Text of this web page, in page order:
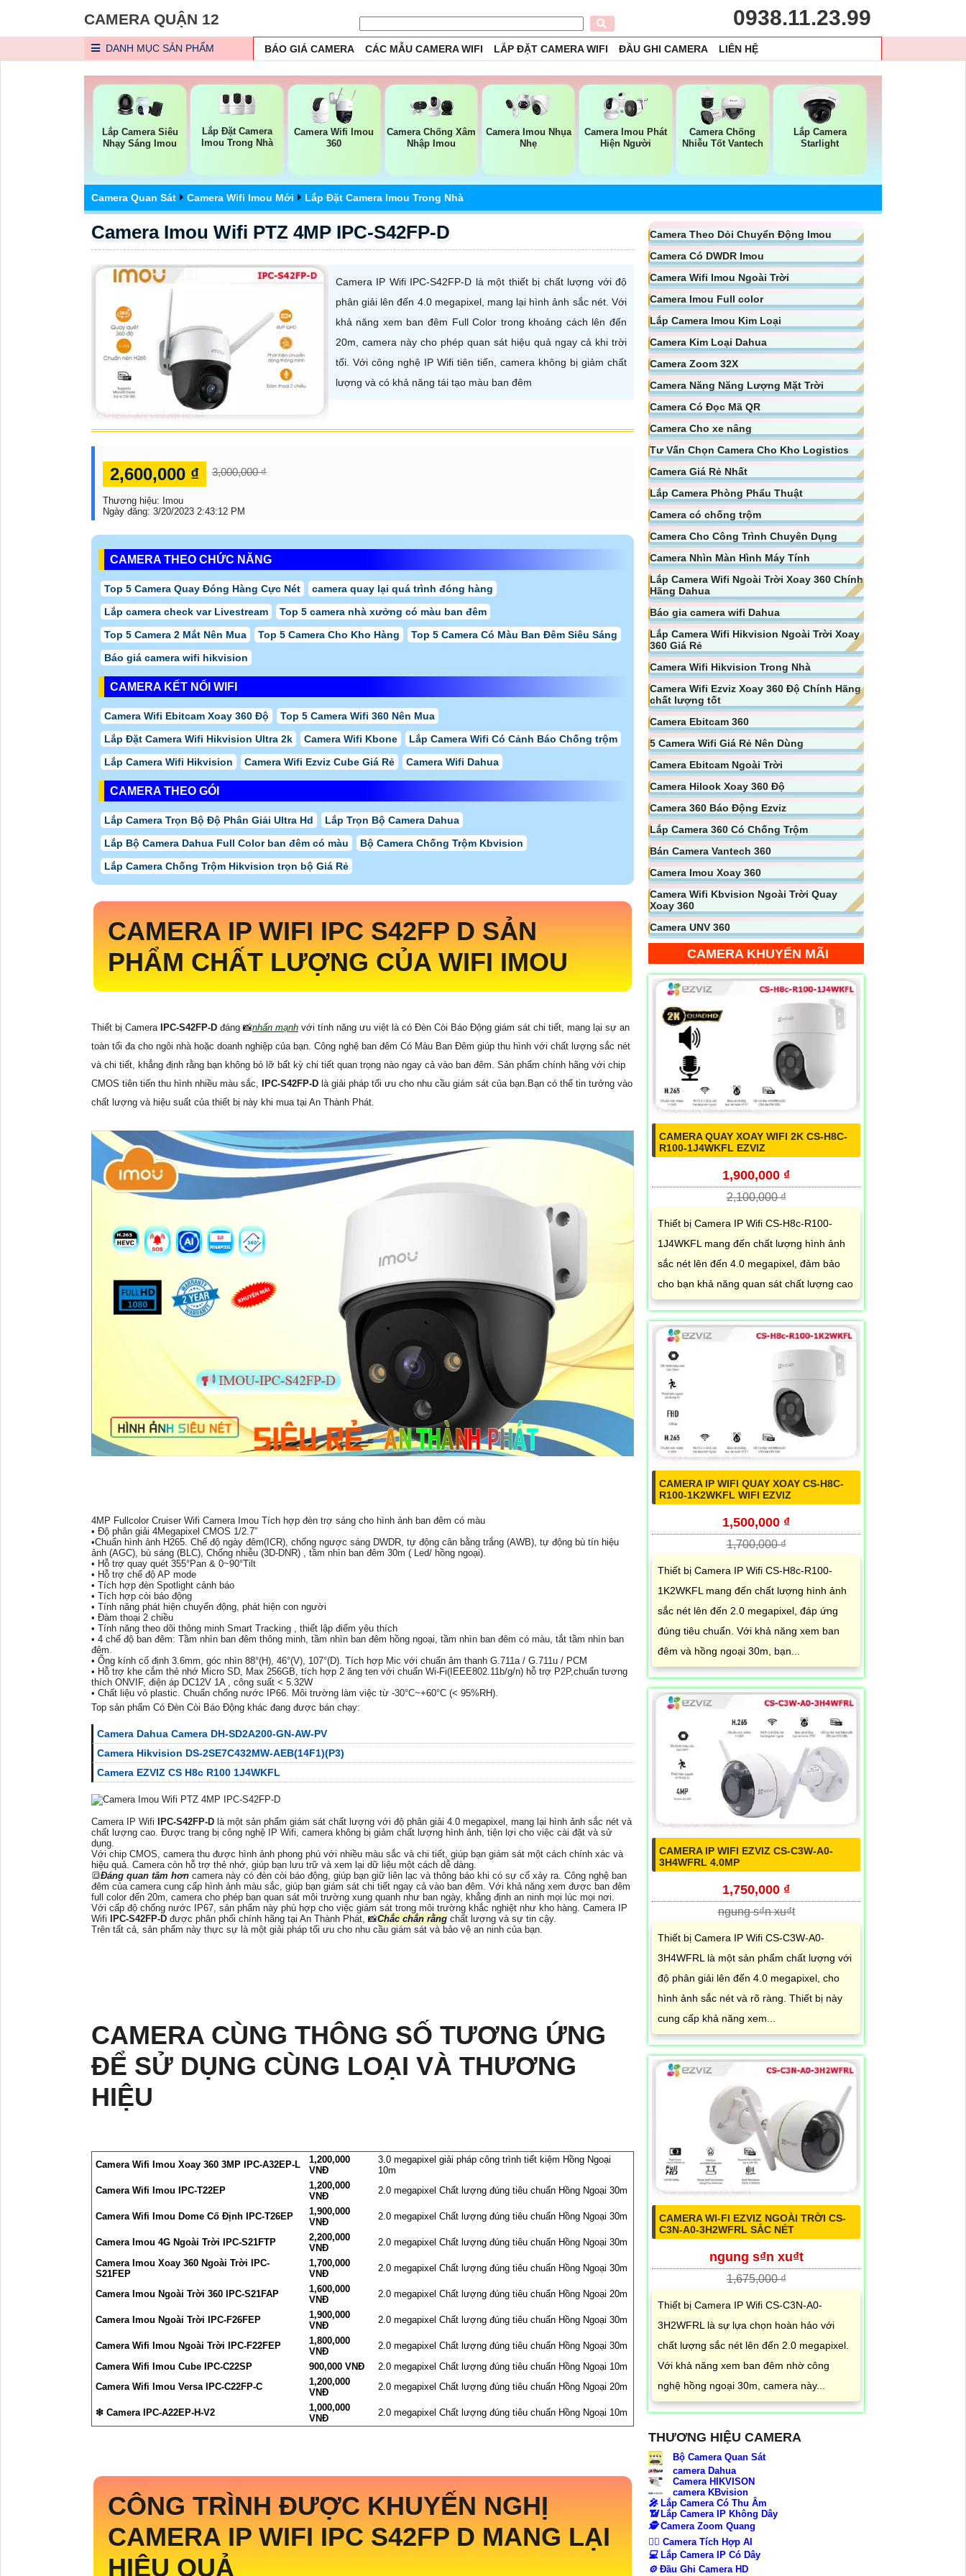
CAMERA QUẬN 12 0938.11.23.99
DANH MỤC SẢN PHẨM BÁO GIÁ CAMERA CÁC MẪU CAMERA WIFI LẮP ĐẶT CAMERA WIFI ĐẦU GHI CAMERA LIÊN HỆ
Lắp Camera Siêu
Nhạy Sáng Imou
Lắp Đặt Camera
Imou Trong Nhà
Camera Wifi Imou
360
Camera Chống Xâm
Nhập Imou
Camera Imou Nhụa
Nhẹ
Camera Imou Phát
Hiện Người
Camera Chống
Nhiễu Tốt Vantech
Lắp Camera
Starlight
Camera Quan Sát Camera Wifi Imou Mới Lắp Đặt Camera Imou Trong Nhà
Camera Imou Wifi PTZ 4MP IPC-S42FP-D
Camera IP Wifi IPC-S42FP-D là một thiết bị chất lượng với độ
phân giải lên đến 4.0 megapixel, mang lại hình ảnh sắc nét. Với
khả năng xem ban đêm Full Color trong khoảng cách lên đến
20m, camera này cho phép quan sát hiệu quả ngay cả khi trời
tối. Với công nghệ IP Wifi tiên tiến, camera không bị giảm chất
lượng và có khả năng tái tạo màu ban đêm
2,600,000 ₫ 3,000,000 ₫
Thương hiệu: Imou
Ngày đăng: 3/20/2023 2:43:12 PM
CAMERA THEO CHỨC NĂNG
Top 5 Camera Quay Đóng Hàng Cực Nét
camera quay lại quá trình đóng hàng
Lắp camera check var Livestream
Top 5 camera nhà xưởng có màu ban đêm
Top 5 Camera 2 Mắt Nên Mua
Top 5 Camera Cho Kho Hàng
Top 5 Camera Có Màu Ban Đêm Siêu Sáng
Báo giá camera wifi hikvision
CAMERA KẾT NỐI WIFI
Camera Wifi Ebitcam Xoay 360 Độ
Top 5 Camera Wifi 360 Nên Mua
Lắp Đặt Camera Wifi Hikvision Ultra 2k
Camera Wifi Kbone
Lắp Camera Wifi Có Cảnh Báo Chống trộm
Lắp Camera Wifi Hikvision
Camera Wifi Ezviz Cube Giá Rẻ Camera Wifi Dahua
CAMERA THEO GÓI
Lắp Camera Trọn Bộ Độ Phân Giải Ultra Hd
Lắp Trọn Bộ Camera Dahua
Lắp Bộ Camera Dahua Full Color ban đêm có màu
Bộ Camera Chống Trộm Kbvision
Lắp Camera Chống Trộm Hikvision trọn bộ Giá Rẻ
CAMERA IP WIFI IPC S42FP D SẢN
PHẨM CHẤT LƯỢNG CỦA WIFI IMOU
Thiết bị Camera IPC-S42FP-D đáng 📸nhấn mạnh với tính năng ưu việt là có Đèn Còi Báo Động giám sát chi tiết, mang lại sự an
toàn tối đa cho ngôi nhà hoặc doanh nghiệp của bạn. Công nghệ ban đêm Có Màu Ban Đêm giúp thu hình với chất lượng sắc nét
và chi tiết, khẳng định rằng bạn không bỏ lỡ bất kỳ chi tiết quan trọng nào ngay cả vào ban đêm. Sản phẩm chính hãng với chip
CMOS tiên tiến thu hình nhiều màu sắc,
IPC-S42FP-D là giải pháp tối ưu cho nhu cầu giám sát của bạn.Bạn có thể tin tưởng vào
chất lượng và hiệu suất của thiết bị này khi mua tại An Thành Phát.
4MP Fullcolor Cruiser Wifi Camera Imou Tích hợp đèn trợ sáng cho hình ảnh ban đêm có màu
• Độ phân giải 4Megapixel CMOS 1/2.7”
•Chuẩn hình ảnh H265. Chế độ ngày đêm(ICR), chống ngược sáng DWDR, tự động cân bằng trắng (AWB), tự động bù tín hiệu
ảnh (AGC), bù sáng (BLC), Chống nhiễu (3D-DNR) , tầm nhìn ban đêm 30m ( Led/ hồng ngoại).
• Hỗ trợ quay quét 355°Pan & 0~90°Tilt
• Hỗ trợ chế độ AP mode
• Tích hợp đèn Spotlight cảnh báo
• Tích hợp còi báo động
• Tính năng phát hiện chuyển động, phát hiện con người
• Đàm thoại 2 chiều
• Tính năng theo dõi thông minh Smart Tracking , thiết lập điểm yêu thích
• 4 chế độ ban đêm: Tầm nhìn ban đêm thông minh, tầm nhìn ban đêm hồng ngoại, tầm nhìn ban đêm có màu, tắt tầm nhìn ban
đêm.
• Ống kính cố định 3.6mm, góc nhìn 88°(H), 46°(V), 107°(D). Tích hợp Mic với chuẩn âm thanh G.711a / G.711u / PCM
• Hỗ trợ khe cắm thẻ nhớ Micro SD, Max 256GB, tích hợp 2 ăng ten với chuẩn Wi-Fi(IEEE802.11b/g/n) hỗ trợ P2P,chuẩn tương
thích ONVIF, điện áp DC12V 1A , công suất < 5.32W
• Chất liệu vỏ plastic. Chuẩn chống nước IP66. Môi trường làm việc từ -30°C~+60°C (< 95%RH).
Top sản phẩm Có Đèn Còi Báo Động khác đang được bán chạy:
Camera Dahua Camera DH-SD2A200-GN-AW-PV
Camera Hikvision DS-2SE7C432MW-AEB(14F1)(P3)
Camera EZVIZ CS H8c R100 1J4WKFL
Camera IP Wifi IPC-S42FP-D là một sản phẩm giám sát chất lượng với độ phân giải 4.0 megapixel, mang lại hình ảnh sắc nét và
chất lượng cao. Được trang bị công nghệ IP Wifi, camera không bị giảm chất lượng hình ảnh, tiện lợi cho việc cài đặt và sử
dụng.
Với chip CMOS, camera thu được hình ảnh phong phú với nhiều màu sắc và chi tiết, giúp bạn giám sát một cách chính xác và
hiệu quả. Camera còn hỗ trợ thẻ nhớ, giúp bạn lưu trữ và xem lại dữ liệu một cách dễ dàng.
🔳Đáng quan tâm hơn camera này có đèn còi báo động, giúp bạn giữ liên lạc và thông báo khi có sự cố xảy ra. Công nghệ ban
đêm của camera cung cấp hình ảnh màu sắc, giúp bạn giám sát chi tiết ngay cả vào ban đêm. Với khả năng xem được ban đêm
full color đến 20m, camera cho phép bạn quan sát môi trường xung quanh như ban ngày, khẳng định an ninh mọi lúc mọi nơi.
Với cấp độ chống nước IP67, sản phẩm này phù hợp cho việc giám sát trong môi trường khắc nghiệt như kho hàng. Camera IP
Wifi
IPC-S42FP-D được phân phối chính hãng tại An Thành Phát, 📸Chắc chắn rằng chất lượng và sự tin cậy.
Trên tất cả, sản phẩm này thực sự là một giải pháp tối ưu cho nhu cầu giám sát và bảo vệ an ninh của bạn.
CAMERA CÙNG THÔNG SỐ TƯƠNG ỨNG
ĐỂ SỬ DỤNG CÙNG LOẠI VÀ THƯƠNG
HIỆU
Camera Wifi Imou Xoay 360 3MP IPC-A32EP-L
1,200,000
VNĐ
3.0 megapixel giải pháp công trình tiết kiệm Hồng Ngoại
10m
Camera Wifi Imou IPC-T22EP
1,200,000
VNĐ
2.0 megapixel Chất lượng đúng tiêu chuẩn Hồng Ngoại 30m
Camera Wifi Imou Dome Cố Định IPC-T26EP
1,900,000
VNĐ
2.0 megapixel Chất lượng đúng tiêu chuẩn Hồng Ngoại 30m
Camera Imou 4G Ngoài Trời IPC-S21FTP
2,200,000
VNĐ
2.0 megapixel Chất lượng đúng tiêu chuẩn Hồng Ngoại 30m
Camera Imou Xoay 360 Ngoài Trời IPC-
S21FEP
1,700,000
VNĐ
2.0 megapixel Chất lượng đúng tiêu chuẩn Hồng Ngoại 30m
Camera Imou Ngoài Trời 360 IPC-S21FAP
1,600,000
VNĐ
2.0 megapixel Chất lượng đúng tiêu chuẩn Hồng Ngoại 20m
Camera Imou Ngoài Trời IPC-F26FEP
1,900,000
VNĐ
2.0 megapixel Chất lượng đúng tiêu chuẩn Hồng Ngoại 30m
Camera Wifi Imou Ngoài Trời IPC-F22FEP
1,800,000
VNĐ
2.0 megapixel Chất lượng đúng tiêu chuẩn Hồng Ngoại 30m
Camera Wifi Imou Cube IPC-C22SP
900,000 VNĐ
2.0 megapixel Chất lượng đúng tiêu chuẩn Hồng Ngoại 10m
Camera Wifi Imou Versa IPC-C22FP-C
1,200,000
VNĐ
2.0 megapixel Chất lượng đúng tiêu chuẩn Hồng Ngoại 20m
❇ Camera IPC-A22EP-H-V2
1,000,000
VNĐ
2.0 megapixel Chất lượng đúng tiêu chuẩn Hồng Ngoại 10m
CÔNG TRÌNH ĐƯỢC KHUYẾN NGHỊ
CAMERA IP WIFI IPC S42FP D MANG LẠI
HIỆU QUẢ
Camera Theo Dỏi Chuyển Động Imou
Camera Có DWDR Imou
Camera Wifi Imou Ngoài Trời
Camera Imou Full color
Lắp Camera Imou Kim Loại
Camera Kim Loại Dahua
Camera Zoom 32X
Camera Năng Năng Lượng Mặt Trời
Camera Có Đọc Mã QR
Camera Cho xe nâng
Tư Vấn Chọn Camera Cho Kho Logistics
Camera Giá Rẻ Nhất
Lắp Camera Phòng Phẩu Thuật
Camera có chống trộm
Camera Cho Công Trình Chuyên Dụng
Camera Nhìn Màn Hình Máy Tính
Lắp Camera Wifi Ngoài Trời Xoay 360 Chính
Hãng Dahua
Báo gia camera wifi Dahua
Lắp Camera Wifi Hikvision Ngoài Trời Xoay
360 Giá Rẻ
Camera Wifi Hikvision Trong Nhà
Camera Wifi Ezviz Xoay 360 Độ Chính Hãng
chất lượng tốt
Camera Ebitcam 360
5 Camera Wifi Giá Rẻ Nên Dùng
Camera Ebitcam Ngoài Trời
Camera Hilook Xoay 360 Độ
Camera 360 Báo Động Ezviz
Lắp Camera 360 Có Chống Trộm
Bán Camera Vantech 360
Camera Imou Xoay 360
Camera Wifi Kbvision Ngoài Trời Quay
Xoay 360
Camera UNV 360
CAMERA KHUYẾN MÃI
CAMERA QUAY XOAY WIFI 2K CS-H8C-
R100-1J4WKFL EZVIZ
1,900,000 ₫
2,100,000 ₫
Thiết bị Camera IP Wifi CS-H8c-R100-
1J4WKFL mang đến chất lượng hình ảnh
sắc nét lên đến 4.0 megapixel, đảm bảo
cho bạn khả năng quan sát chất lượng cao
CAMERA IP WIFI QUAY XOAY CS-H8C-
R100-1K2WKFL WIFI EZVIZ
1,500,000 ₫
1,700,000 ₫
Thiết bị Camera IP Wifi CS-H8c-R100-
1K2WKFL mang đến chất lượng hình ảnh
sắc nét lên đến 2.0 megapixel, đáp ứng
đúng tiêu chuẩn. Với khả năng xem ban
đêm và hồng ngoại 30m, bạn...
CAMERA IP WIFI EZVIZ CS-C3W-A0-
3H4WFRL 4.0MP
1,750,000 ₫
ngung s₫n xu₫t
Thiết bị Camera IP Wifi CS-C3W-A0-
3H4WFRL là một sản phẩm chất lượng với
độ phân giải lên đến 4.0 megapixel, cho
hình ảnh sắc nét và rõ ràng. Thiết bị này
cung cấp khả năng xem...
CAMERA WI-FI EZVIZ NGOÀI TRỜI CS-
C3N-A0-3H2WFRL SẮC NÉT
ngung s₫n xu₫t
1,675,000 ₫
Thiết bị Camera IP Wifi CS-C3N-A0-
3H2WFRL là sự lựa chọn hoàn hảo với
chất lượng sắc nét lên đến 2.0 megapixel.
Với khả năng xem ban đêm nhờ công
nghệ hồng ngoại 30m, camera này...
THƯƠNG HIỆU CAMERA
Bộ Camera Quan Sát
camera Dahua
Camera HIKVISON
camera KBvision
️🎤️ Lắp Camera Có Thu Âm
📶 Lắp Camera IP Không Dây
🕵️Camera Zoom Quang
🧛‍♀️ Camera Tích Hợp AI
💻Lắp Camera IP Có Dây
⚙️Đầu Ghi Camera HD